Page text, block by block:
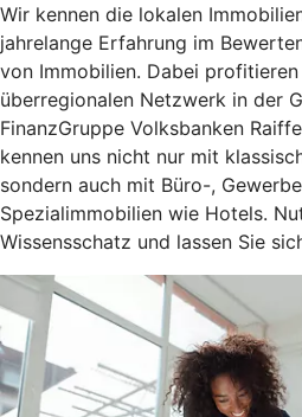
Wir kennen die lokalen
jahrelange Erfahrung im
von Immobilien. Dabei
überregionalen Netzwerk in der
FinanzGruppe Volksbanken
kennen uns nicht nur mit
sondern auch mit Büro-,
Spezialimmobilien wie Hotels.
Wissensschatz und lassen Sie